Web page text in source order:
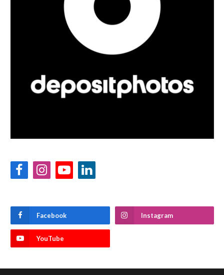
FacebookInstagramYouTubeLinkedIn
Facebook Instagram
YouTube